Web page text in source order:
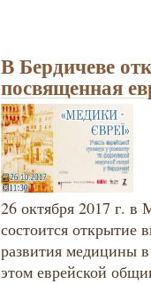
В Бердичеве
посвященная
26 октября 2017 г. в
состоится открытие
развития медицины
этом еврейской